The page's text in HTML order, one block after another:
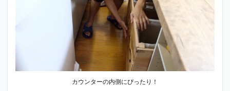
カウンターの内側にぴったり！